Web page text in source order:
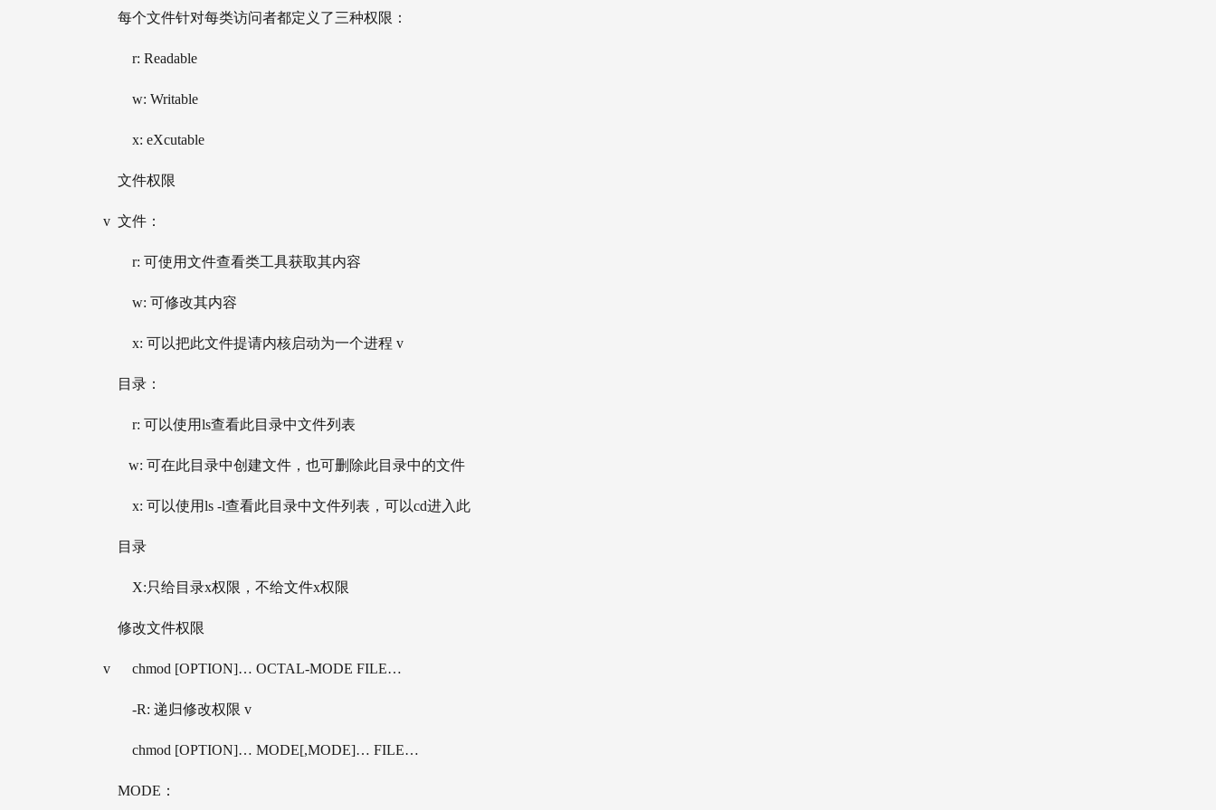
每个文件针对每类访问者都定义了三种权限：
r: Readable
w: Writable
x: eXcutable
文件权限
v  文件：
r: 可使用文件查看类工具获取其内容
w: 可修改其内容
x: 可以把此文件提请内核启动为一个进程 v
目录：
r: 可以使用ls查看此目录中文件列表
w: 可在此目录中创建文件，也可删除此目录中的文件
x: 可以使用ls -l查看此目录中文件列表，可以cd进入此
目录
X:只给目录x权限，不给文件x权限
修改文件权限
v      chmod [OPTION]… OCTAL-MODE FILE…
-R: 递归修改权限 v
chmod [OPTION]… MODE[,MODE]… FILE…
MODE：